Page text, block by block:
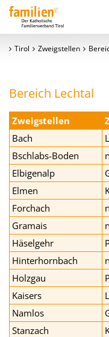
Tirol Zweigstellen
Bereich Lechtal
Zweigstellen
Bach
Bschlabs-Boden
Elbigenalp
Elmen
Forchach
Gramais
Häselgehr
Hinterhornbach
Holzgau
Kaisers
Namlos
Stanzach